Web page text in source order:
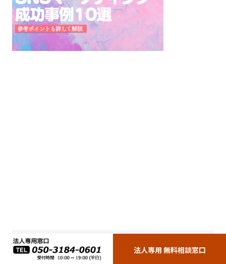
あなたにおすすめの関連記事
法人専用 無料相談窓口